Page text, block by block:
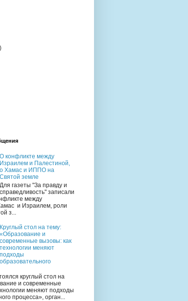
О конфликте между
Израилем и Палестиной,
о Хамас и ИППО на
Святой земле
Для газеты "За правду и
справедливость" записали
между
и Израилем, роли
з...
Круглый стол на тему:
«Образование и
современные вызовы: как
технологии меняют
подходы
образовательного
круглый стол на
и современные
меняют подходы
процесса», орган...